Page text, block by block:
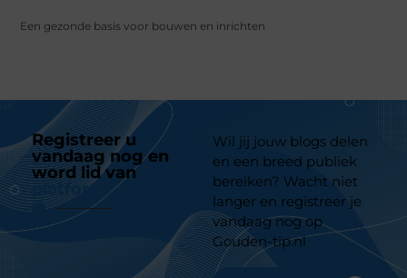
Een gezonde basis voor bouwen en inrichten
Registreer u
vandaag nog en
word lid van
platform
Wil jij jouw blogs delen
en een breed publiek
bereiken? Wacht niet
langer en registreer je
vandaag nog op
Gouden-tip.nl